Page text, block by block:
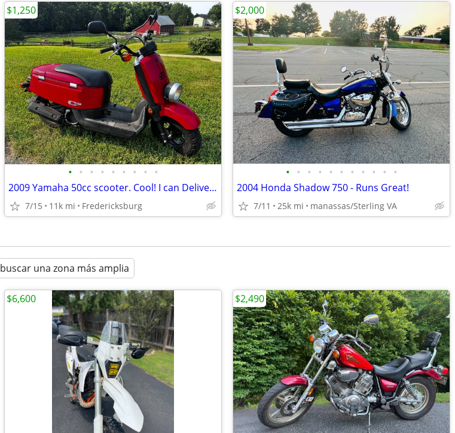
• • • • • • • • •
2009 Yamaha 50cc scooter. Cool! I can Deliver :)
7/15 11k mi Fredericksburg
$1,250
• • • • • • • • • • •
2004 Honda Shadow 750 - Runs Great!
7/11 25k mi manassas/Sterling VA
$2,000
buscar una zona más amplia
$6,600 $2,490